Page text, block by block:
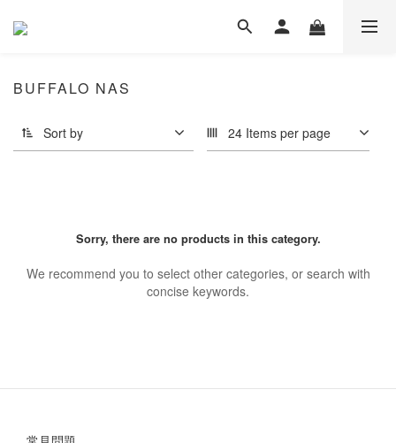
BUFFALO NAS
Sort by 24 Items per page
Sorry, there are no products in this category.
We recommend you to select other categories, or search with
concise keywords.